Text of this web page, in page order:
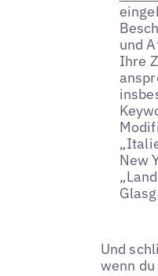
und
Ihre
New
Und
wenn